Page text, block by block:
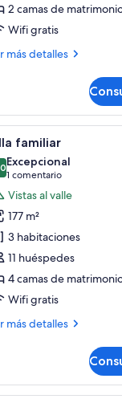
2 camas de
Wifi gratis
más detalles
de madera, un
5 familiar
de 10
Excepcional
1 comentario
(1 comentario)
Vistas al valle
177 m²
3 habitaciones
11 huéspedes
4 camas de
Wifi gratis
más detalles